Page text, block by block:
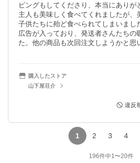
ピングもしてくださり、本当にありが
主人も美味しく食べてくれましたが、
子供たちに殆ど食べられてしまいまし
広告が入っており、発送者さんたちの
た。他の商品も次回注文しようかと思
購入したストア
山下屋荘介
違反
1 2 3 4
196件中1〜20件